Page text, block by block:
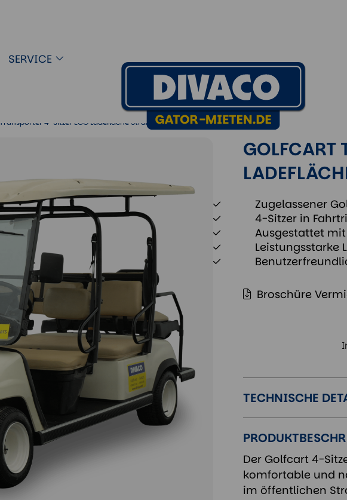
SERVICE
Transporter 4-Sitzer ECO Ladefläche Straßenzulassung
GOLFCART
Zugelassener
4-Sitzer in
Ausgestattet
Leistungsstarke
Broschüre
TECHNISCHE
Der Golfcart 4-
komfortable und
im öffentlichen